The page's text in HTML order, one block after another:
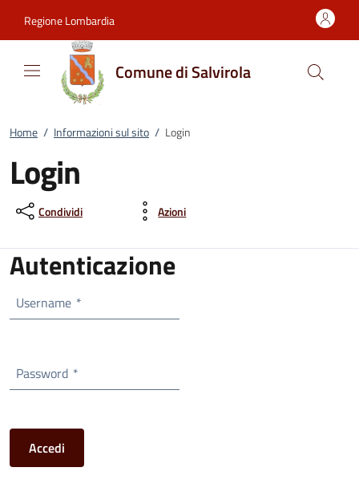
Regione Lombardia
Comune di Salvirola
Home / Informazioni sul sito / Login
Login
Condividi Azioni
Autenticazione
Username *
Password *
Accedi